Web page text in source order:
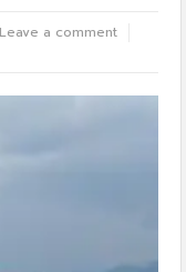
Leave a comment